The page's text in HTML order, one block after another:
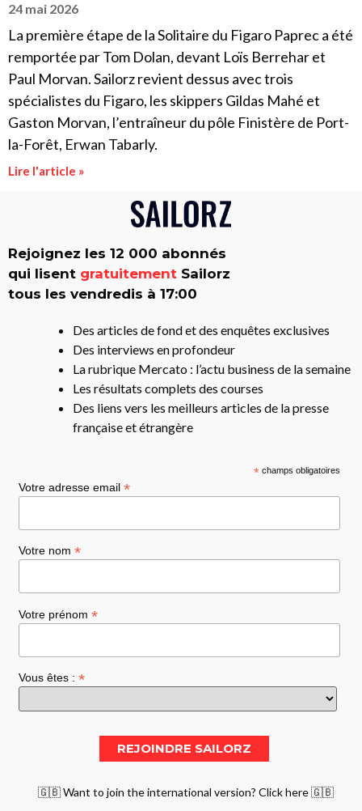
24 mai 2026
La première étape de la Solitaire du Figaro Paprec a été
remportée par Tom Dolan, devant Loïs Berrehar et
Paul Morvan. Sailorz revient dessus avec trois
spécialistes du Figaro, les skippers Gildas Mahé et
Gaston Morvan, l’entraîneur du pôle Finistère de Port-
la-Forêt, Erwan Tabarly.
Lire l'article »
Rejoignez les 12 000 abonnés
qui lisent gratuitement Sailorz
tous les vendredis à 17:00
Des articles de fond et des enquêtes exclusives
Des interviews en profondeur
La rubrique Mercato : l’actu business de la semaine
Les résultats complets des courses
Des liens vers les meilleurs articles de la presse
française et étrangère
* champs obligatoires
Votre adresse email *
Votre nom *
Votre prénom *
Vous êtes : *
🇬🇧 Want to join the international version? Click here 🇬🇧